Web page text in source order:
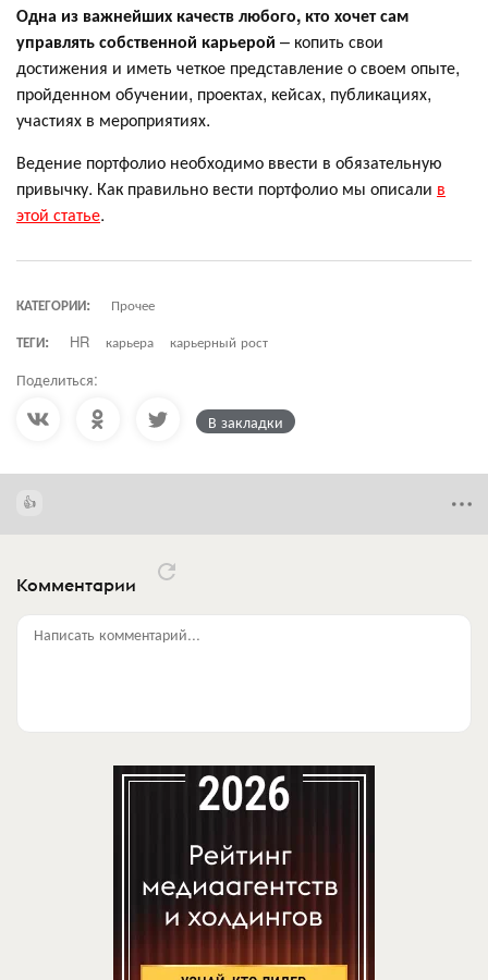
Одна из важнейших качеств любого, кто хочет сам
управлять собственной карьерой – копить свои
достижения и иметь четкое представление о своем опыте,
пройденном обучении, проектах, кейсах, публикациях,
участиях в мероприятиях.
Ведение портфолио необходимо ввести в обязательную
привычку. Как правильно вести портфолио мы описали в
этой статье.
КАТЕГОРИИ:
Прочее
ТЕГИ:
HR карьера карьерный рост
Поделиться:
В закладки
Комментарии
Написать комментарий...